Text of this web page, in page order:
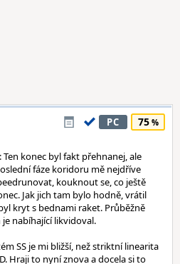
PC 75
: Ten konec byl fakt přehnanej, ale
fáze koridoru mě nejdříve
kouknout se, co ještě
Jak jich tam bylo hodně, vrátil
kryt s bednami raket. Průběžně
nabíhající likvidoval.
SS je mi bližší, než striktní linearita
Hraji to nyní znova a docela si to